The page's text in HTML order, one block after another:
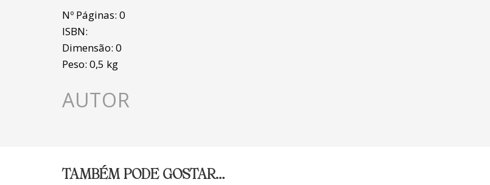
Nº Páginas: 0
ISBN:
Dimensão: 0
Peso: 0,5 kg
AUTOR
TAMBÉM PODE GOSTAR…